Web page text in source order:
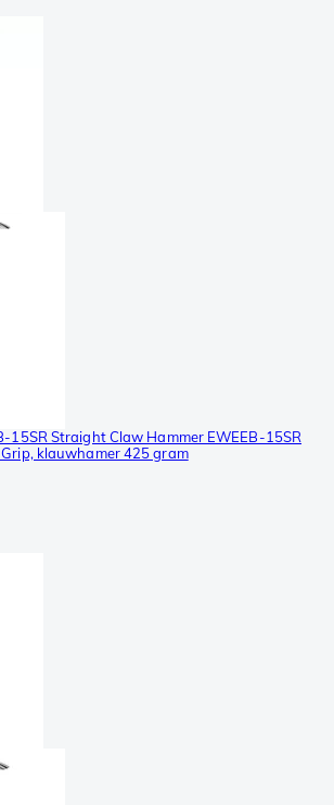
15SR Straight Claw Hammer EWEEB-15SR
klauwhamer 425 gram